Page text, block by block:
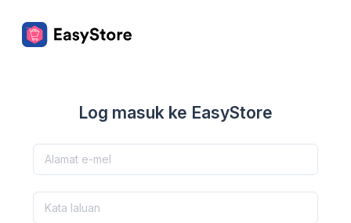
Log masuk ke EasyStore